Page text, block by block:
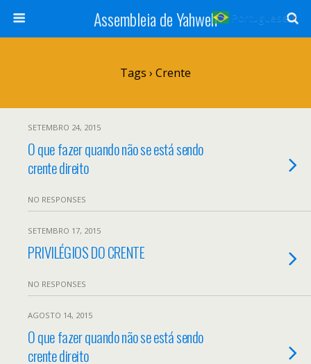
Assembleia de Yahweh
Tags › Crente
SETEMBRO 24, 2015
O que fazer quando não se está sendo
crente direito
NO RESPONSES
SETEMBRO 17, 2015
PRIVILÉGIOS DO CRENTE
NO RESPONSES
AGOSTO 14, 2015
O que fazer quando não se está sendo
crente direito
Portuguese ▼